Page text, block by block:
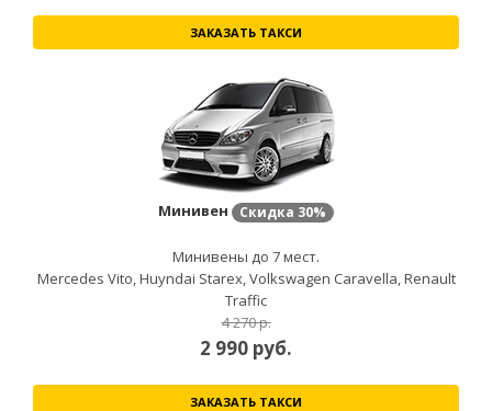
ЗАКАЗАТЬ ТАКСИ
Минивен Скидка 30%
Минивены до 7 мест.
Mercedes Vito, Huyndai Starex, Volkswagen Caravella, Renault
Traffic
4 270 р.
2 990 руб.
ЗАКАЗАТЬ ТАКСИ